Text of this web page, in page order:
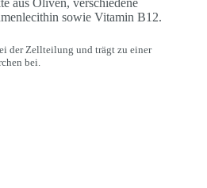
aus Oliven, verschiedene
sowie Vitamin B12.
der Zellteilung und trägt zu einer
bei.